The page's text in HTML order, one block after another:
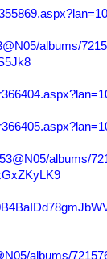
albums/
albums/
albums/